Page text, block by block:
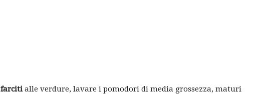
alle verdure, lavare i pomodori di media grossezza, maturi